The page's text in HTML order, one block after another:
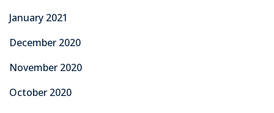
January 2021
December 2020
November 2020
October 2020